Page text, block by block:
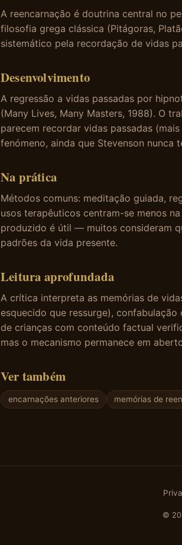
A reencarnação é doutrina central no
filosofia grega clássica (Pitágoras,
sistemático pela recordação de vidas
Desenvolvimento
A regressão a vidas passadas por
(Many Lives, Many Masters, 1988). O
parecem recordar vidas passadas
fenómeno, ainda que Stevenson nunca
Na prática
Métodos comuns: meditação guiada,
usos terapêuticos centram-se menos
produzido é útil — muitos consideram
padrões da vida presente.
Leitura aprofundada
A crítica interpreta as memórias de
esquecido que ressurge),
de crianças com conteúdo factual
mas o mecanismo permanece em
Ver também
encarnações anteriores memórias de
©